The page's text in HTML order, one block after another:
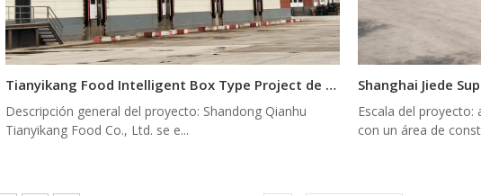
Tianyikang Food Intelligent Box Type Project de túnel de congelación rápida
Descripción general del proyecto: Shandong Qianhu
Tianyikang Food Co., Ltd. se e...
Escala del
con un área de